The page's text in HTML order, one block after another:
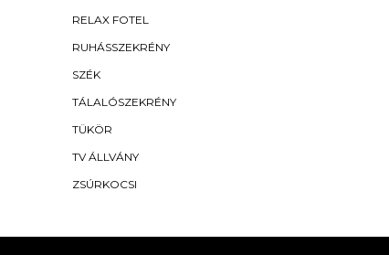
RELAX FOTEL
RUHÁSSZEKRÉNY
SZÉK
TÁLALÓSZEKRÉNY
TÜKÖR
TV ÁLLVÁNY
ZSÚRKOCSI